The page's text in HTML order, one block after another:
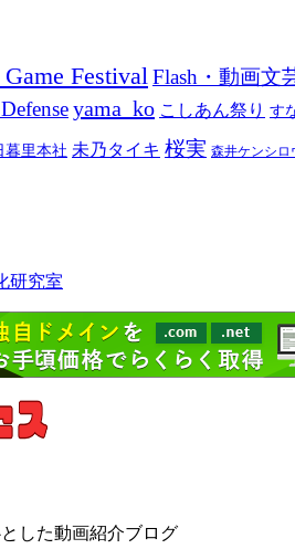
FestivalFlash・動画文
yama_ko こしあん祭り す
暮里本社 未乃タイキ 桜実 森井ケンシロ
研究室
した動画紹介ブログ